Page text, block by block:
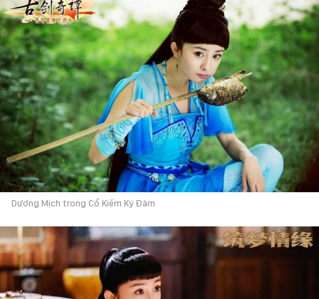
Dương Mịch trong Cổ Kiếm Kỳ Đàm